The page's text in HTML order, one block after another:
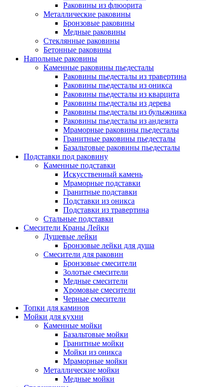
Раковины из флюорита
Металлические раковины
Бронзовые раковины
Медные раковины
Стеклянные раковины
Бетонные раковины
Напольные раковины
Каменные раковины пьедесталы
Раковины пьедесталы из травертина
Раковины пьедесталы из оникса
Раковины пьедесталы из кварцита
Раковины пьедесталы из дерева
Раковины пьедесталы из булыжника
Раковины пьедесталы из андезита
Мраморные раковины пьедесталы
Гранитные раковины пьедесталы
Базальтовые раковины пьедесталы
Подставки под раковину
Каменные подставки
Искусственный камень
Мраморные подставки
Гранитные подставки
Подставки из оникса
Подставки из травертина
Стальные подставки
Смесители Краны Лейки
Душевые лейки
Бронзовые лейки для душа
Смесители для раковин
Бронзовые смесители
Золотые смесители
Медные смесители
Хромовые смесители
Черные смесители
Топки для каминов
Мойки для кухни
Каменные мойки
Базальтовые мойки
Гранитные мойки
Мойки из оникса
Мраморные мойки
Металлические мойки
Медные мойки